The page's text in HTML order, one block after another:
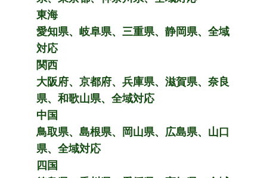
東海
愛知県、岐阜県、三重県、静岡県、全域
対応
関西
大阪府、京都府、兵庫県、滋賀県、奈良
県、和歌山県、全域対応
中国
鳥取県、島根県、岡山県、広島県、山口
県、全域対応
四国